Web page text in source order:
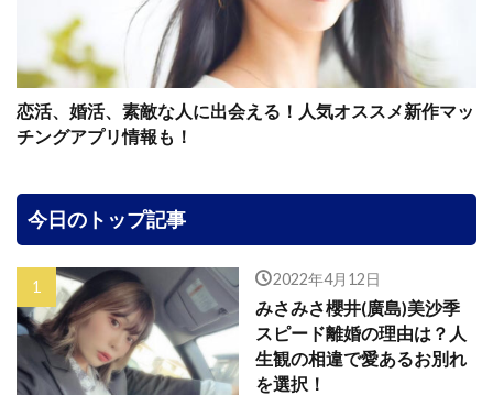
恋活、婚活、素敵な人に出会える！人気オススメ新作マッ
チングアプリ情報も！
今日のトップ記事
2022年4月12日
みさみさ櫻井(廣島)美沙季
スピード離婚の理由は？人
生観の相違で愛あるお別れ
を選択！